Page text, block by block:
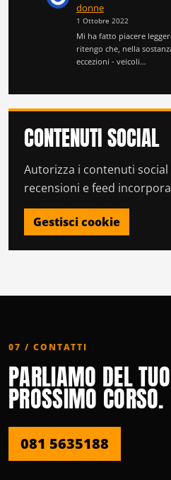
donne
1 Ottobre 2022
Mi ha fatto piacere
ritengo che, nella
eccezioni - veicoli…
CONTENUTI SOCIAL
Autorizza i contenuti
recensioni e feed
Gestisci cookie
07 / CONTATTI
PARLIAMO DEL TUO
PROSSIMO CORSO.
081 5635188